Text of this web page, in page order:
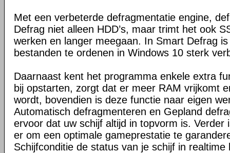
Met een verbeterde defragmentatie engine,
Defrag niet alleen HDD’s, maar trimt het ook
werken en langer meegaan. In Smart Defrag
bestanden te ordenen in Windows 10 sterk
Daarnaast kent het programma enkele extra
bij opstarten, zorgt dat er meer RAM vrijkomt
wordt, bovendien is deze functie naar eigen
Automatisch defragmenteren en Gepland
ervoor dat uw schijf altijd in topvorm is. Verder
er om een optimale gameprestatie te
Schijfconditie de status van je schijf in realtime